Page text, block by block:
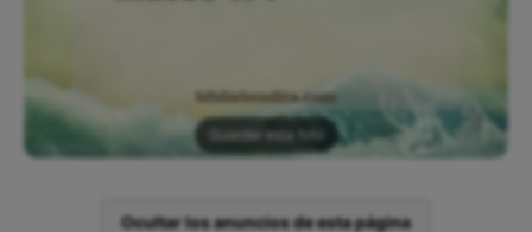
Guardar esta foto
Ocultar los anuncios de esta página